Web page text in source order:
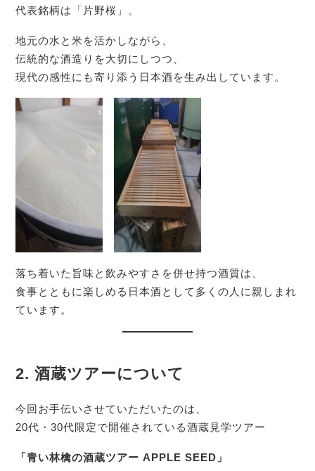
代表銘柄は「片野桜」。
地元の水と米を活かしながら、
伝統的な酒造りを大切にしつつ、
現代の感性にも寄り添う日本酒を生み出しています。
落ち着いた旨味と飲みやすさを併せ持つ酒質は、
食事とともに楽しめる日本酒として多くの人に親しまれ
ています。
2. 酒蔵ツアーについて
今回お手伝いさせていただいたのは、
20代・30代限定で開催されている酒蔵見学ツアー
「青い林檎の酒蔵ツアー APPLE SEED」